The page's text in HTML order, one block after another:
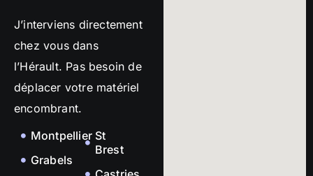
J’interviens directement
chez vous dans
l’Hérault. Pas besoin de
déplacer votre matériel
encombrant.
Montpellier
Grabels
St
Brest